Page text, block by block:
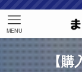
MENU
【購